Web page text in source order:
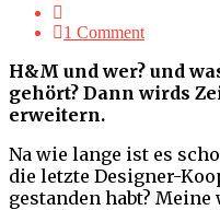
1 Comment
H&M und wer? und
gehört? Dann wirds
erweitern.
Na wie lange ist es
die letzte Designer-
gestanden habt?